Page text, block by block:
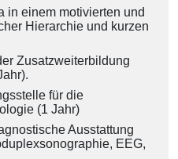
in einem motivierten und
Hierarchie und kurzen
Zusatzweiterbildung
für die
(1 Jahr)
Ausstattung
EEG,